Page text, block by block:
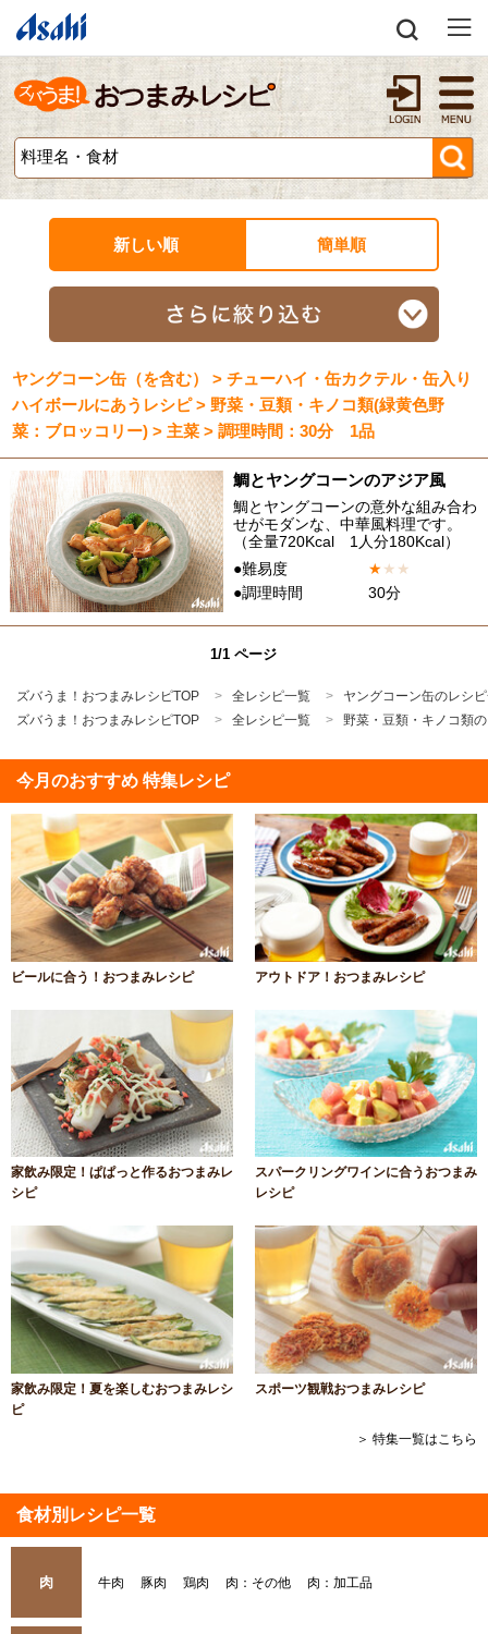
新しい順 簡単順
ヤングコーン缶（を含む） > チューハイ・缶カクテル・缶入り
ハイボールにあうレシピ > 野菜・豆類・キノコ類(緑黄色野
菜：ブロッコリー) > 主菜 > 調理時間：30分 1品
鯛とヤングコーンのアジア風
鯛とヤングコーンの意外な組み合わ
せがモダンな、中華風料理です。
（全量720Kcal 1人分180Kcal）
●難易度
★★ ★
●調理時間
30分
1/1 ページ
ズバうま！おつまみレシピTOP 全レシピ一覧
ヤングコーン缶のレシ
ズバうま！おつまみレシピTOP
全レシピ一覧 野菜・豆類・キノコ類
今月のおすすめ 特集レシピ
ビールに合う！おつまみレシピ アウトドア！おつまみレシピ
家飲み限定！ぱぱっと作るおつまみレ
シピ
スパークリングワインに合うおつまみ
レシピ
家飲み限定！夏を楽しむおつまみレシ
ピ
スポーツ観戦おつまみレシピ
＞ 特集一覧はこちら
食材別レシピ一覧
肉 牛肉 豚肉 鶏肉 肉：その他 肉：加工品